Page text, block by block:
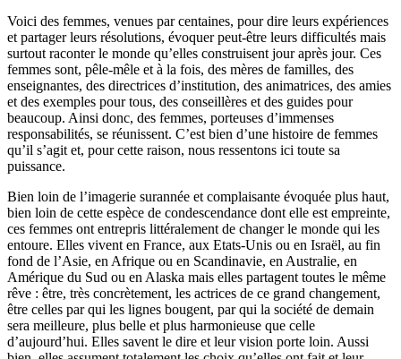
Voici des femmes, venues par centaines, pour dire leurs expériences
et partager leurs résolutions, évoquer peut-être leurs difficultés mais
surtout raconter le monde qu’elles construisent jour après jour. Ces
femmes sont, pêle-mêle et à la fois, des mères de familles, des
enseignantes, des directrices d’institution, des animatrices, des amies
et des exemples pour tous, des conseillères et des guides pour
beaucoup. Ainsi donc, des femmes, porteuses d’immenses
responsabilités, se réunissent. C’est bien d’une histoire de femmes
qu’il s’agit et, pour cette raison, nous ressentons ici toute sa
puissance.
Bien loin de l’imagerie surannée et complaisante évoquée plus haut,
bien loin de cette espèce de condescendance dont elle est empreinte,
ces femmes ont entrepris littéralement de changer le monde qui les
entoure. Elles vivent en France, aux Etats-Unis ou en Israël, au fin
fond de l’Asie, en Afrique ou en Scandinavie, en Australie, en
Amérique du Sud ou en Alaska mais elles partagent toutes le même
rêve : être, très concrètement, les actrices de ce grand changement,
être celles par qui les lignes bougent, par qui la société de demain
sera meilleure, plus belle et plus harmonieuse que celle
d’aujourd’hui. Elles savent le dire et leur vision porte loin. Aussi